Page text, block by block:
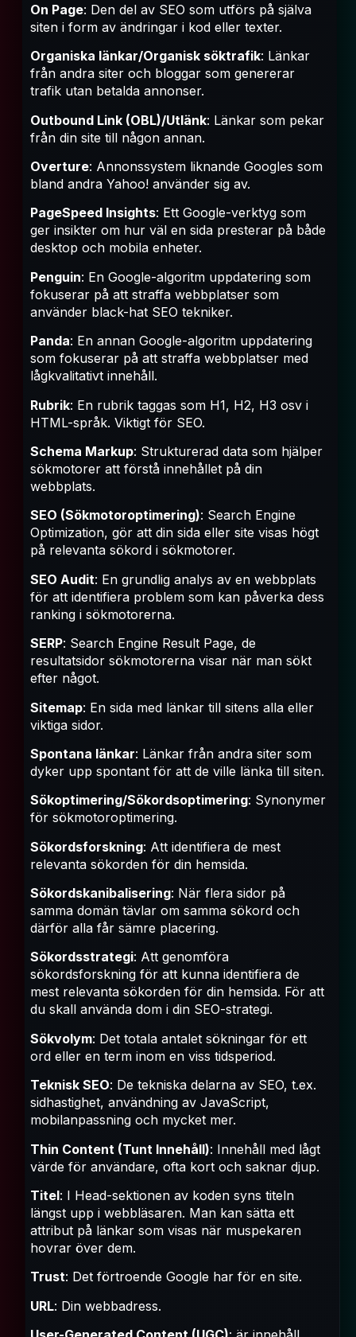
On Page: Den del av SEO som utförs på själva
siten i form av ändringar i kod eller texter.
Organiska länkar/Organisk söktrafik: Länkar
från andra siter och bloggar som genererar
trafik utan betalda annonser.
Outbound Link (OBL)/Utlänk: Länkar som pekar
från din site till någon annan.
Overture: Annonssystem liknande Googles som
bland andra Yahoo! använder sig av.
PageSpeed Insights: Ett Google-verktyg som
ger insikter om hur väl en sida presterar på både
desktop och mobila enheter.
Penguin: En Google-algoritm uppdatering som
fokuserar på att straffa webbplatser som
använder black-hat SEO tekniker.
Panda: En annan Google-algoritm uppdatering
som fokuserar på att straffa webbplatser med
lågkvalitativt innehåll.
Rubrik: En rubrik taggas som H1, H2, H3 osv i
HTML-språk. Viktigt för SEO.
Schema Markup: Strukturerad data som hjälper
sökmotorer att förstå innehållet på din
webbplats.
SEO (Sökmotoroptimering): Search Engine
Optimization, gör att din sida eller site visas högt
på relevanta sökord i sökmotorer.
SEO Audit: En grundlig analys av en webbplats
för att identifiera problem som kan påverka dess
ranking i sökmotorerna.
SERP: Search Engine Result Page, de
resultatsidor sökmotorerna visar när man sökt
efter något.
Sitemap: En sida med länkar till sitens alla eller
viktiga sidor.
Spontana länkar: Länkar från andra siter som
dyker upp spontant för att de ville länka till siten.
Sökoptimering/Sökordsoptimering: Synonymer
för sökmotoroptimering.
Sökordsforskning: Att identifiera de mest
relevanta sökorden för din hemsida.
Sökordskanibalisering: När flera sidor på
samma domän tävlar om samma sökord och
därför alla får sämre placering.
Sökordsstrategi: Att genomföra
sökordsforskning för att kunna identifiera de
mest relevanta sökorden för din hemsida. För att
du skall använda dom i din SEO-strategi.
Sökvolym: Det totala antalet sökningar för ett
ord eller en term inom en viss tidsperiod.
Teknisk SEO: De tekniska delarna av SEO, t.ex.
sidhastighet, användning av JavaScript,
mobilanpassning och mycket mer.
Thin Content (Tunt Innehåll): Innehåll med lågt
värde för användare, ofta kort och saknar djup.
Titel: I Head-sektionen av koden syns titeln
längst upp i webbläsaren. Man kan sätta ett
attribut på länkar som visas när muspekaren
hovrar över dem.
Trust: Det förtroende Google har för en site.
URL: Din webbadress.